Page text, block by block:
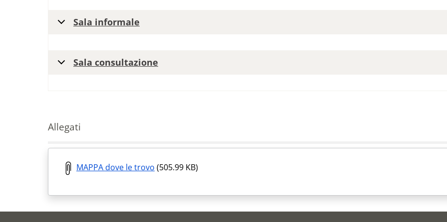
Sala informale
Sala consultazione
Allegati
MAPPA dove le trovo (505.99 KB)